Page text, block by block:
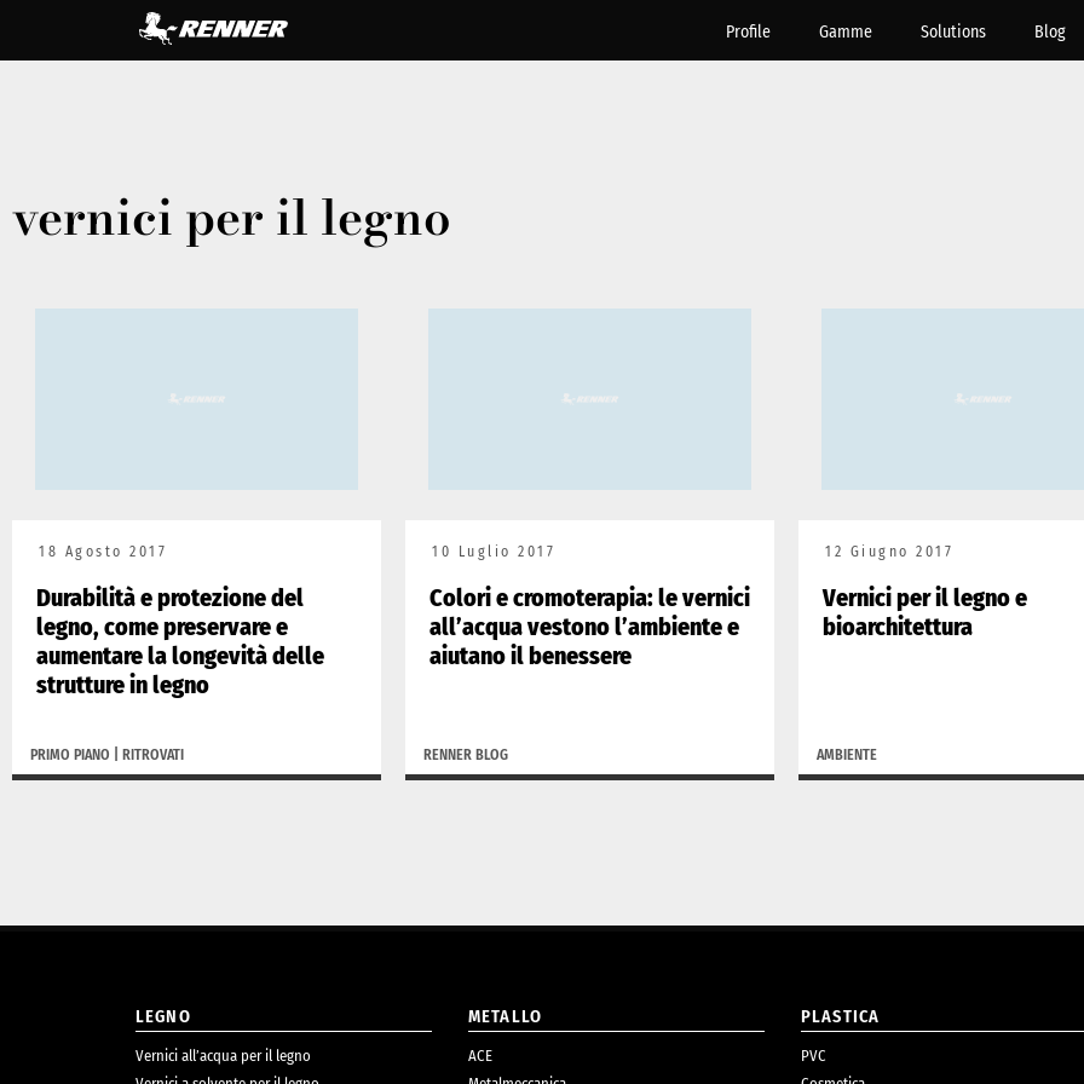
Profile Gamme Solutions Blog
vernici per il legno
18 Agosto 2017
Durabilità e protezione del
legno, come preservare e
aumentare la longevità delle
strutture in legno
PRIMO PIANO RITROVATI
10 Luglio 2017
Colori e cromoterapia: le vernici
all’acqua vestono l’ambiente e
aiutano il benessere
RENNER BLOG
12 Giugno 2017
Vernici per il legno e
bioarchitettura
AMBIENTE
LEGNO
Vernici all’acqua per il legno
METALLO
ACE
PLASTICA
PVC